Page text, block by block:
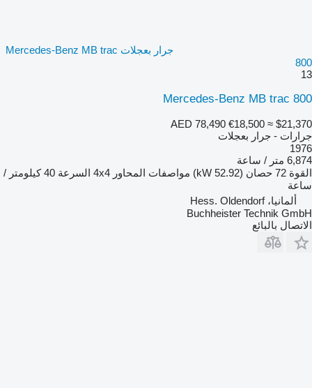
جرار بعجلات Mercedes-Benz MB trac
800
13
Mercedes-Benz MB trac 800
AED 78,490 €18,500 ≈ $21,370
جرارات - جرار بعجلات
1976
6,874 متر / ساعة
القوة 72 حصان (52.92 kW) مواصفات المحاور 4x4 السرعة
40 كيلومتر /
ساعة
ألمانيا، Hess. Oldendorf
Buchheister Technik GmbH
الاتصال بالبائع